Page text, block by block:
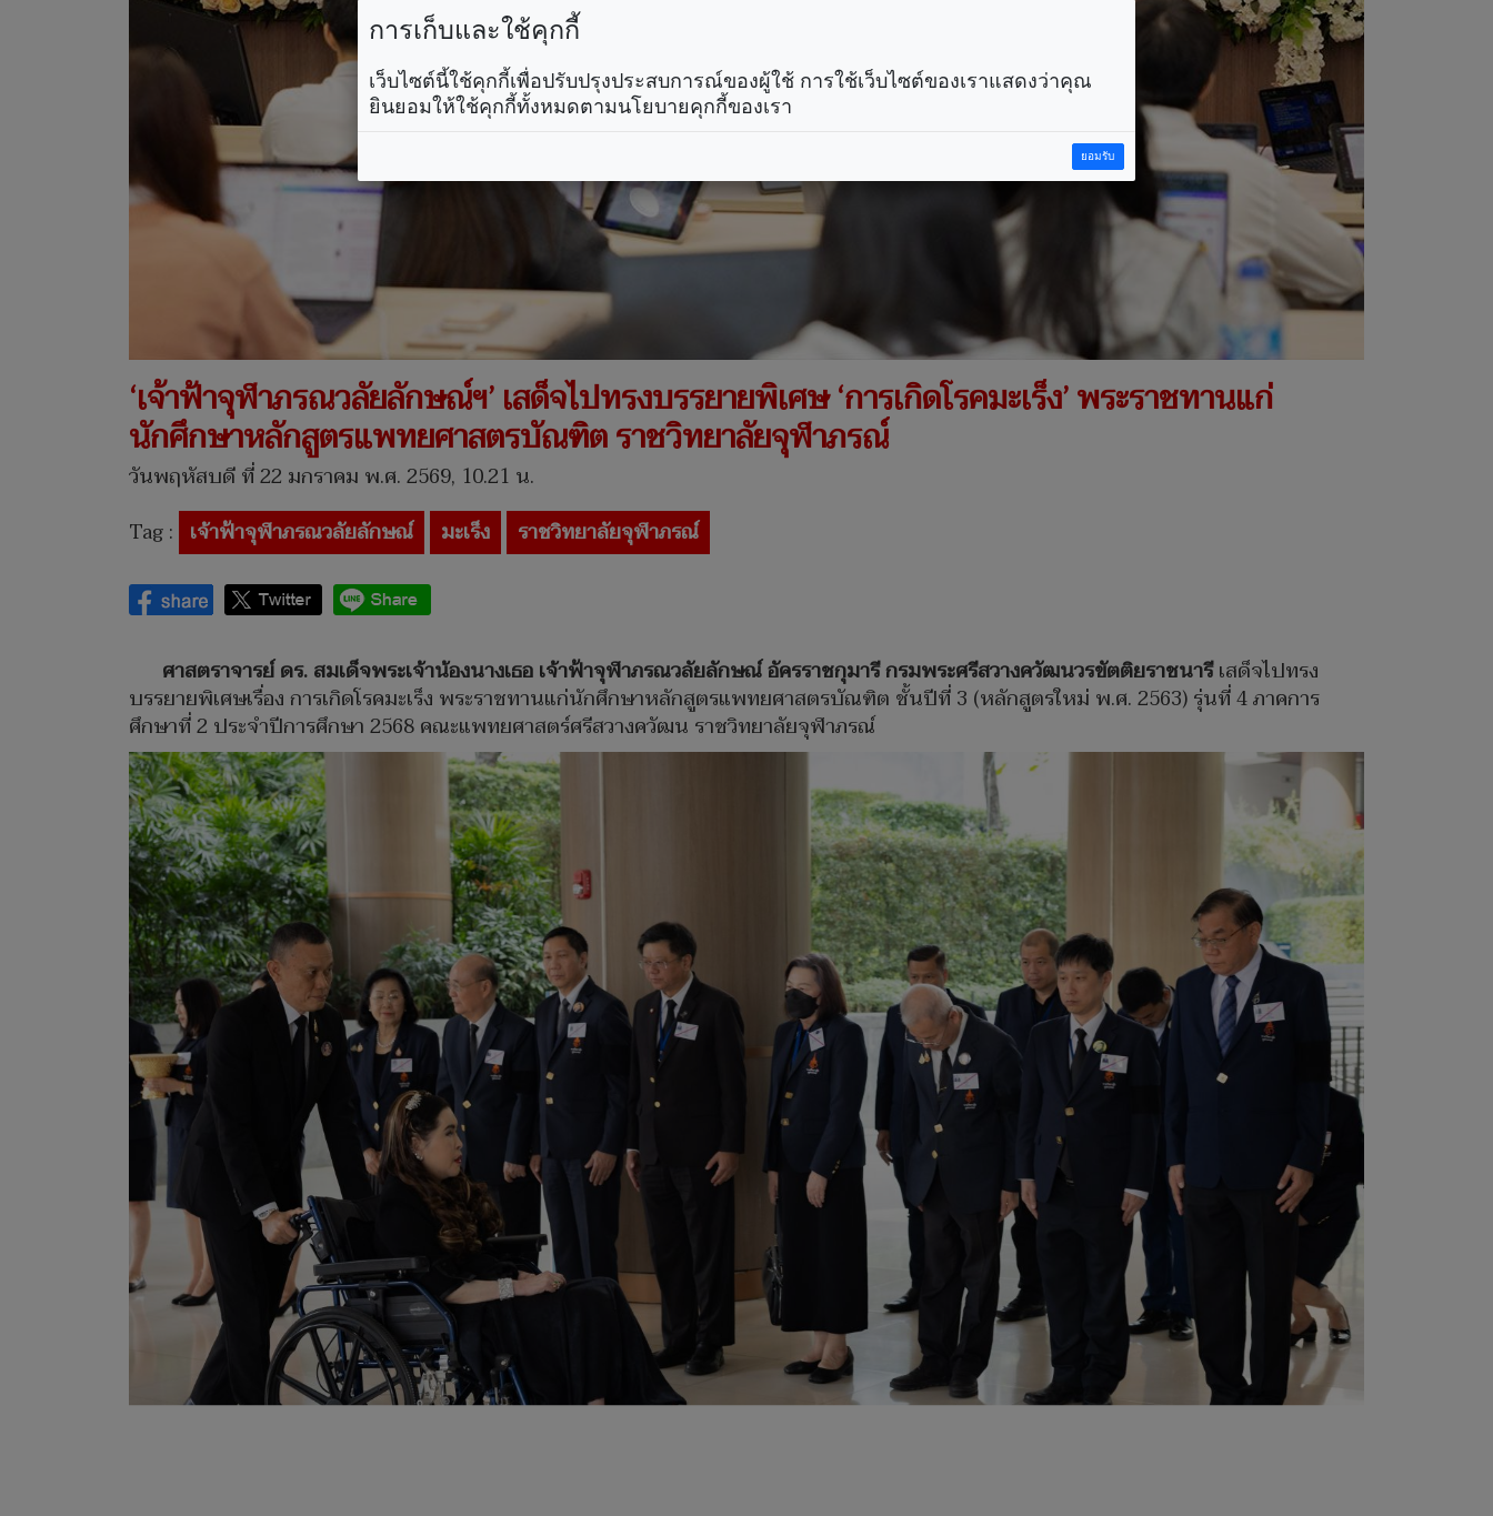
‘เจ้าฟ้าจุฬาภรณวลัยลักษณ์ฯ’ เสด็จไปทรงบรรยายพิเศษ ‘การเกิดโรคมะเร็ง’ พระราชทานแก่
นักศึกษาหลักสูตรแพทยศาสตรบัณฑิต ราชวิทยาลัยจุฬาภรณ์
วันพฤหัสบดี ที่ 22 มกราคม พ.ศ. 2569, 10.21 น.
Tag : เจ้าฟ้าจุฬาภรณวลัยลักษณ์ มะเร็ง ราชวิทยาลัยจุฬาภรณ์
ศาสตราจารย์ ดร. สมเด็จพระเจ้าน้องนางเธอ เจ้าฟ้าจุฬาภรณวลัยลักษณ์ อัครราชกุมารี กรมพระศรีสวางควัฒนวรขัตติยราชนารีเสด็จไปทรง
บรรยายพิเศษเรื่อง การเกิดโรคมะเร็ง พระราชทานแก่นักศึกษาหลักสูตรแพทยศาสตรบัณฑิต ชั้นปีที่ 3 (หลักสูตรใหม่ พ.ศ. 2563) รุ่นที่ 4 ภาคการ
ศึกษาที่ 2 ประจำปีการศึกษา 2568 คณะแพทยศาสตร์ศรีสวางควัฒน ราชวิทยาลัยจุฬาภรณ์
การเก็บและใช้คุกกี้
เว็บไซต์นี้ใช้คุกกี้เพื่อปรับปรุงประสบการณ์ของผู้ใช้ การใช้เว็บไซต์ของเราแสดงว่าคุณ
ยินยอมให้ใช้คุกกี้ทั้งหมดตามนโยบายคุกกี้ของเรา
ยอมรับ